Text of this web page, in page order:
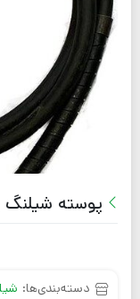
پوسته شیلنگ
دسته‌بندی‌ها: